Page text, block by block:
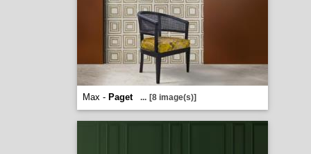
Max - Paget ... [8 image(s)]